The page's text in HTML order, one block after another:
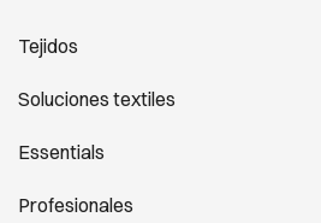
Tejidos
Soluciones textiles
Essentials
Profesionales